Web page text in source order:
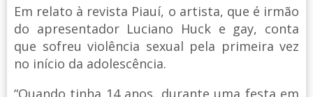
Em relato à revista Piauí, o artista, que é irmão
do apresentador Luciano Huck e gay, conta
que sofreu violência sexual pela primeira vez
no início da adolescência.